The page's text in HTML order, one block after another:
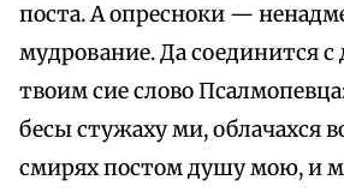
поста. А опресноки —
мудрование. Да соединится
твоим сие слово
бесы стужаху ми, облачахся
смирях постом душу мою, и